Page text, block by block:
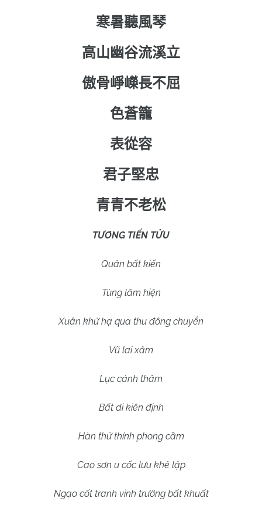
寒暑聽風琴
高山幽谷流溪立
傲骨崢嶸長不屈
色蒼籠
表從容
君子堅忠
青青不老松
TƯƠNG TIẾN TỬU
Quân bất kiến
Tùng lâm hiện
Xuân khứ hạ qua thu đông chuyển
Vũ lai xâm
Lục cánh thâm
Bất di kiên định
Hàn thử thính phong cầm
Cao sơn u cốc lưu khê lập
Ngạo cốt tranh vinh trường bất khuất